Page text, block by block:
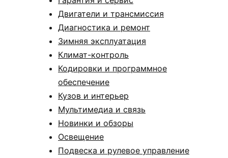
Двигатели и трансмиссия
Диагностика и ремонт
Зимняя эксплуатация
Климат-контроль
Кодировки и программное
обеспечение
Кузов и интерьер
Мультимедиа и связь
Новинки и обзоры
Освещение
Подвеска и рулевое управление